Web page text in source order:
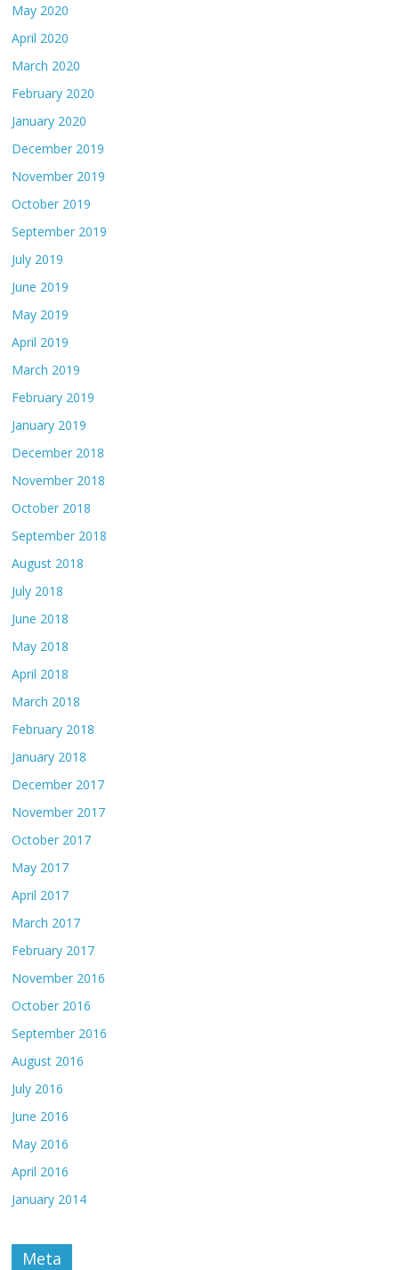
May 2020
April 2020
March 2020
February 2020
January 2020
December 2019
November 2019
October 2019
September 2019
July 2019
June 2019
May 2019
April 2019
March 2019
February 2019
January 2019
December 2018
November 2018
October 2018
September 2018
August 2018
July 2018
June 2018
May 2018
April 2018
March 2018
February 2018
January 2018
December 2017
November 2017
October 2017
May 2017
April 2017
March 2017
February 2017
November 2016
October 2016
September 2016
August 2016
July 2016
June 2016
May 2016
April 2016
January 2014
Meta